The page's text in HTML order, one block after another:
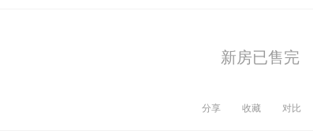
新房已售完
分享 收藏 对比